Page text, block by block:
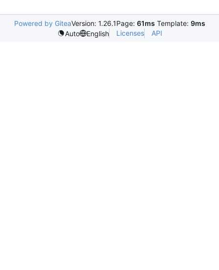
Powered by GiteaVersion: 1.26.1Page: 61ms Template: 9ms
Auto
English Licenses API